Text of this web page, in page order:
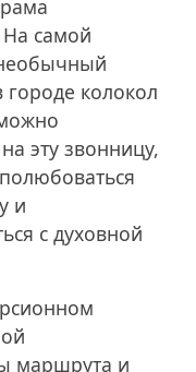
На самой
колокол
эту звонницу,
и
с духовной
маршрута и